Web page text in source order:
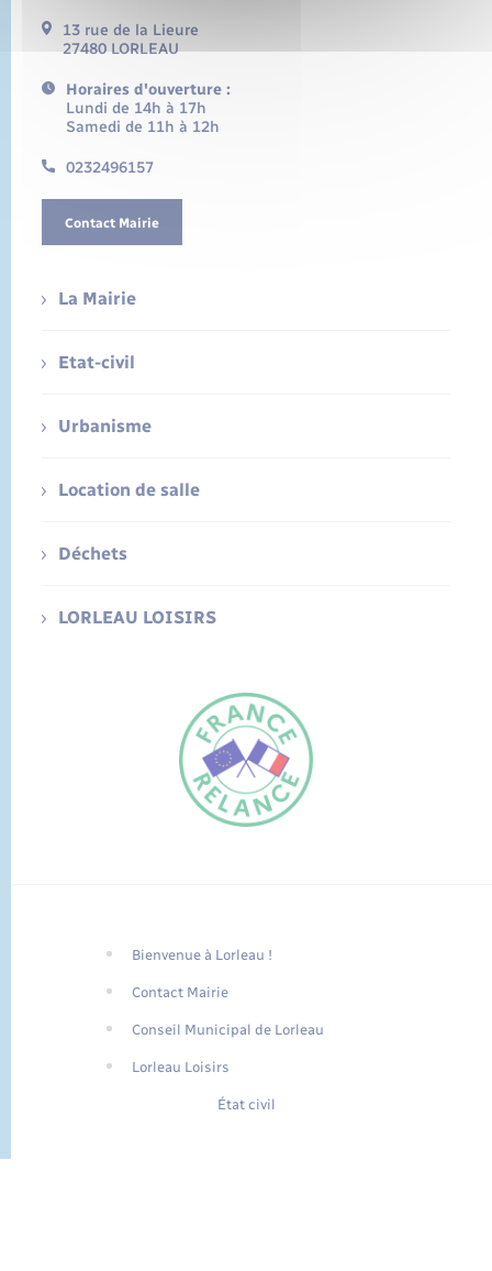
Traduction du
FR
13 rue de la Lieure
27480 LORLEAU
Horaires d'ouverture :
Lundi de 14h à 17h
Samedi de 11h à 12h
0232496157
Contact Mairie
La Mairie
Etat-civil
Urbanisme
Location de salle
Déchets
LORLEAU LOISIRS
Bienvenue à Lorleau !
Contact Mairie
Conseil Municipal de Lorleau
Lorleau Loisirs
État civil